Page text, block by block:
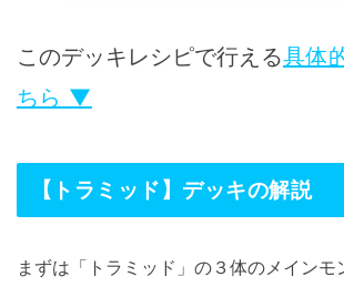
このデッキレシピで行える具体
ちら ▼
【トラミッド】デッキの解説
まずは「トラミッド」の３体のメインモ